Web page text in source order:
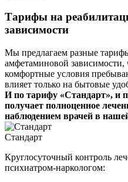
Тарифы на
зависимости
Мы предлагаем разные
амфетаминовой
комфортные условия
влияет только на бытовые
И по тарифу «Стандарт», и
получает полноценное
наблюдением врачей в
Стандарт
Круглосуточный контроль
психиатром-наркологом: